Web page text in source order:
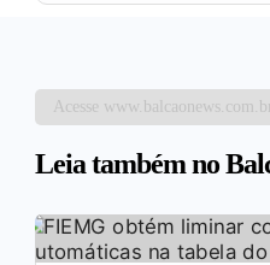
Acesse www.balcaonews.com.br
Leia também no